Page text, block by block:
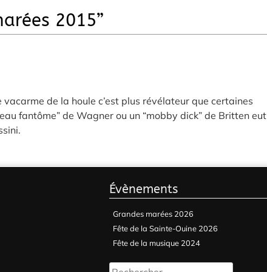
2015”
de la houle c’est plus révélateur que certaines
fantôme” de Wagner ou un “mobby dick” de Britten eut
Évènements
Grandes marées 2026
Fête de la Sainte-Ouine 2026
Fête de la musique 2024
Rechercher :